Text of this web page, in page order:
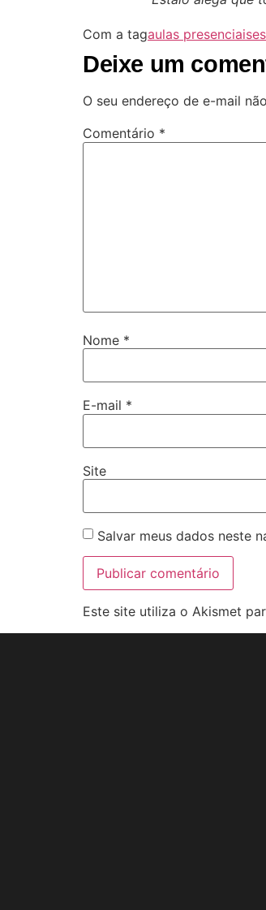
Com a tagaulas presenciais
Deixe um
O seu endereço de e-mail
Comentário *
Nome *
E-mail *
Site
Salvar meus dados neste
Este site utiliza o Akismet